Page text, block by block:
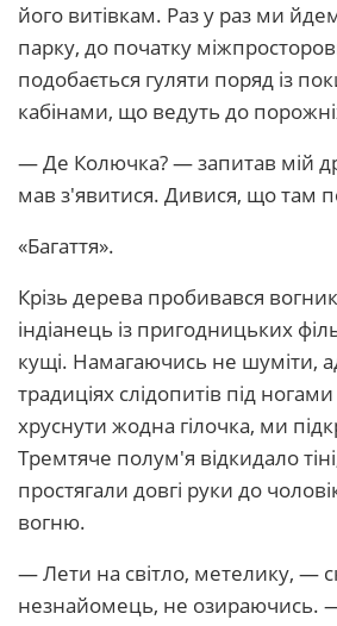
його витівкам. Раз у раз ми
парку, до початку
подобається гуляти поряд із
кабінами, що ведуть до
— Де Колючка? — запитав мій
мав з'явитися. Дивися, що там
«Багаття».
Крізь дерева пробивався
індіанець із пригодницьких
кущі. Намагаючись не шуміти,
традиціях слідопитів під
хруснути жодна гілочка, ми
Тремтяче полум'я відкидало
простягали довгі руки до
вогню.
— Лети на світло, метелику, —
незнайомець, не озираючись. —